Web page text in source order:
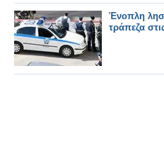
Ένοπλη
τράπεζα